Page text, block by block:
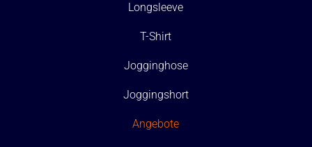
Longsleeve
T-Shirt
Jogginghose
Joggingshort
Angebote